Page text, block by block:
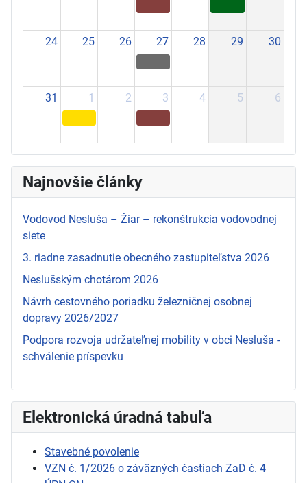
24 25 26 27 28 29 30
31 1 2 3 4 5 6
Najnovšie články
Vodovod Nesluša – Žiar – rekonštrukcia vodovodnej
siete
3. riadne zasadnutie obecného zastupiteľstva 2026
Neslušským chotárom 2026
Návrh cestovného poriadku železničnej osobnej
dopravy 2026/2027
Podpora rozvoja udržateľnej mobility v obci Nesluša -
schválenie príspevku
Elektronická úradná tabuľa
Stavebné povolenie
VZN č. 1/2026 o záväzných častiach ZaD č. 4